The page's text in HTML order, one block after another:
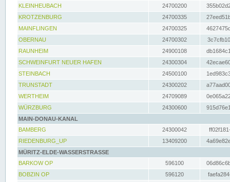
KLEINHEUBACH 24700200
KROTZENBURG
24700335
MAINFLINGEN
24700325
OBERNAU
24700302
RAUNHEIM
24900108
SCHWEINFURT NEUER HAFEN
24300304
STEINBACH
24500100
TRUNSTADT
24300202
WERTHEIM
24709089
WÜRZBURG
24300600
MAIN-DONAU-KANAL
BAMBERG
24300042
RIEDENBURG_UP
13409200
MÜRITZ-ELDE-WASSERSTRASSE
BARKOW OP
596100
BOBZIN OP
596120